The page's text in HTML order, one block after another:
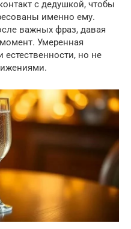
с дедушкой, чтобы
именно ему.
важных фраз, давая
Умеренная
естественности, но не